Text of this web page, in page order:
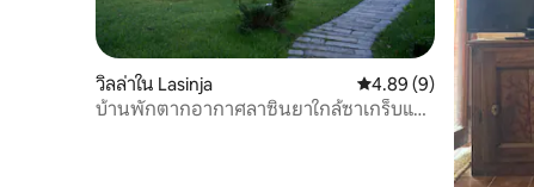
วิลล่าใน Lasinja คะแนนเฉลี่ย 4.89 จาก
4.89 (9)
บ้านพักตากอากาศลาซินยาใกล้ซาเกร็บและ